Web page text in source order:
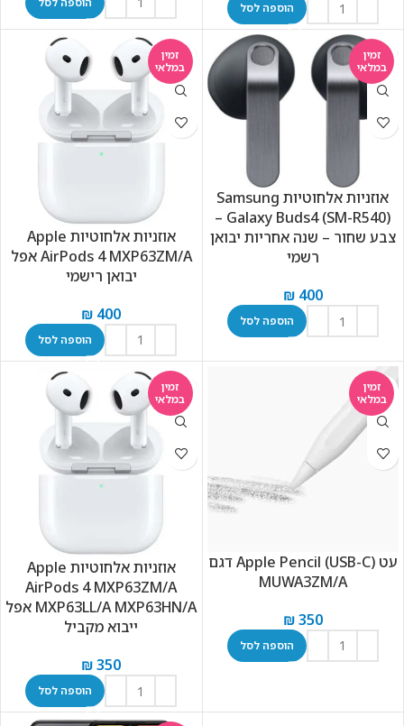
הוספה לסל
זמין
במלאי
אוזניות אלחוטיות Samsung
Galaxy Buds4 (SM-R540) –
צבע שחור – שנה אחריות יבואן
רשמי
₪400
הוספה לסל
זמין
במלאי
אוזניות ‏אלחוטיות Apple
AirPods 4 MXP63ZM/A אפל
יבואן רישמי
₪ 400
הוספה לסל
זמין
במלאי
עט Apple Pencil (USB-C) דגם
MUWA3ZM/A
₪350
הוספה לסל
זמין
במלאי
אוזניות ‏אלחוטיות Apple
AirPods 4 MXP63ZM/A
MXP63LL/A MXP63HN/A אפל
ייבוא מקביל
₪350
הוספה לסל